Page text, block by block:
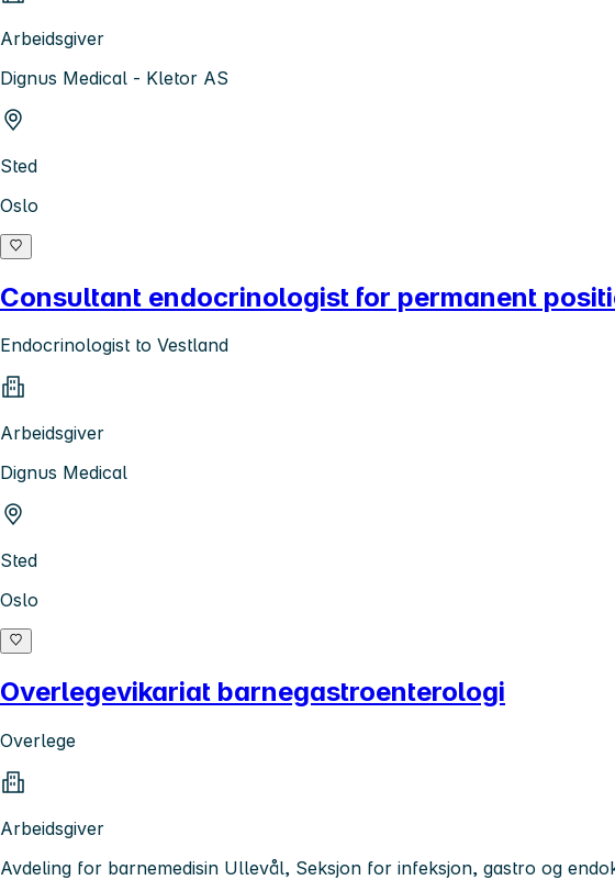
Arbeidsgiver
Dignus Medical - Kletor AS
Sted
Oslo
Consultant endocrinologist for permanent
Endocrinologist to Vestland
Arbeidsgiver
Dignus Medical
Sted
Oslo
Overlegevikariat barnegastroenterologi
Overlege
Arbeidsgiver
Avdeling for barnemedisin Ullevål, Seksjon for infeksjon, gastro og